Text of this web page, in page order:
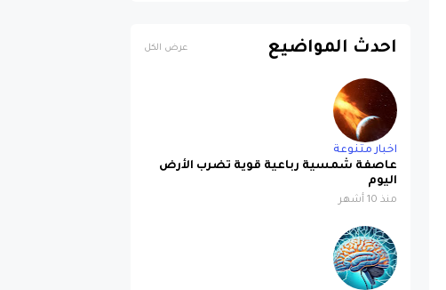
احدث المواضيع عرض الكل
اخبار متنوعة
عاصفة شمسية رباعية قوية تضرب الأرض
اليوم
منذ 10 أشهر